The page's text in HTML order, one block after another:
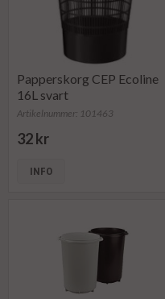
Papperskorg CEP Ecoline
16L svart
Artikelnummer: 101463
32 kr
INFO